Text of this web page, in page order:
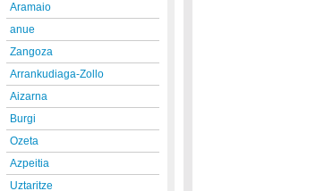
Aramaio
anue
Zangoza
Arrankudiaga-Zollo
Aizarna
Burgi
Ozeta
Azpeitia
Uztaritze